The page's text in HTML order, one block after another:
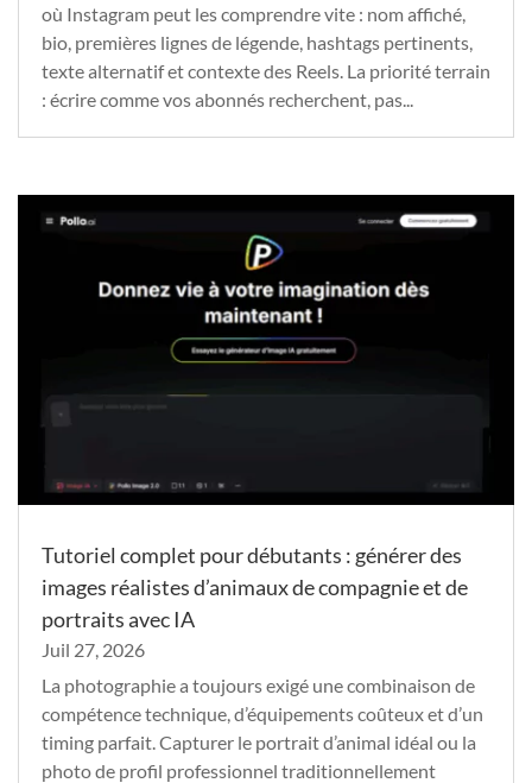
où Instagram peut les comprendre vite : nom affiché,
bio, premières lignes de légende, hashtags pertinents,
texte alternatif et contexte des Reels. La priorité terrain
: écrire comme vos abonnés recherchent, pas...
Tutoriel complet pour débutants : générer des
images réalistes d’animaux de compagnie et de
portraits avec IA
Juil 27, 2026
La photographie a toujours exigé une combinaison de
compétence technique, d’équipements coûteux et d’un
timing parfait. Capturer le portrait d’animal idéal ou la
photo de profil professionnel traditionnellement